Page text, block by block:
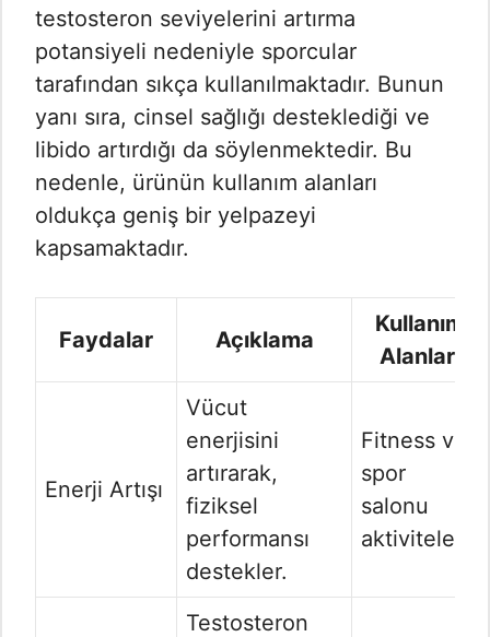
testosteron seviyelerini artırma
potansiyeli nedeniyle sporcular
tarafından sıkça kullanılmaktadır. Bunun
yanı sıra, cinsel sağlığı desteklediği ve
libido artırdığı da söylenmektedir. Bu
nedenle, ürünün kullanım alanları
oldukça geniş bir yelpazeyi
kapsamaktadır.
Faydalar Açıklama
Kullanım
Alanları
Enerji Artışı
Vücut
enerjisini
artırarak,
fiziksel
performansı
destekler.
Fitness ve
spor
salonu
aktiviteleri
Testosteron